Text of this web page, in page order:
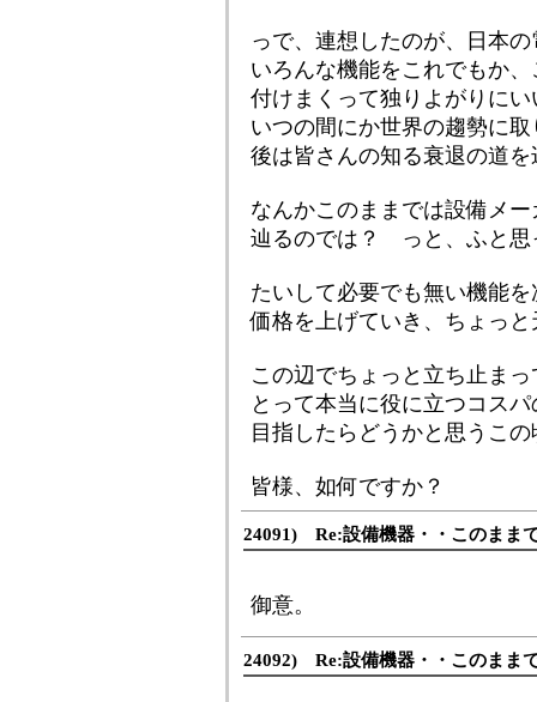
っで、連想したのが、日本
いろんな機能をこれでもか
付けまくって独りよがりに
いつの間にか世界の趨勢に
後は皆さんの知る衰退の道
なんかこのままでは設備メ
辿るのでは？ っと、ふと思
たいして必要でも無い機能
価格を上げていき、ちょっ
この辺でちょっと立ち止ま
とって本当に役に立つコス
目指したらどうかと思うこ
皆様、如何ですか？
24091) Re:設備機器・・このまま
御意。
24092) Re:設備機器・・このまま